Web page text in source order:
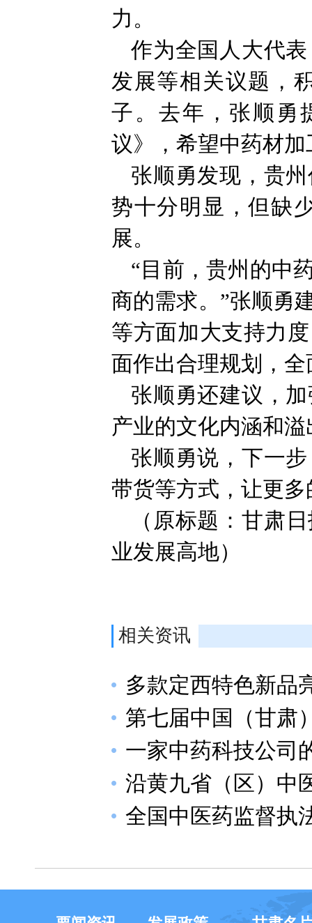
力。
作为全国人大代
发展等相关议题，
子。去年，张顺勇
议》，希望中药材加
张顺勇发现，贵
势十分明显，但缺
展。
“目前，贵州的中
商的需求。”张顺勇
等方面加大支持力
面作出合理规划，
张顺勇还建议，
产业的文化内涵和
张顺勇说，下一
带货等方式，让更
（原标题：甘肃
业发展高地）
相关资讯
多款定西特色新品
第七届中国（甘肃
一家中药科技公司
沿黄九省（区）中
全国中医药监督执